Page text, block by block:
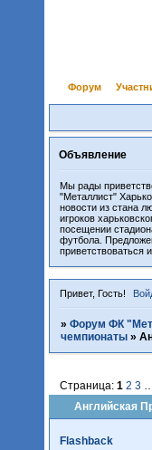
Форум
Объявление
Мы рады
"Металлист"
новости из стана
игроков
посещении
футбола.
приветствоваться
Привет, Гость!
» Форум ФК
чемпионаты »
Английская
Страница: 1 2 3
Flashback